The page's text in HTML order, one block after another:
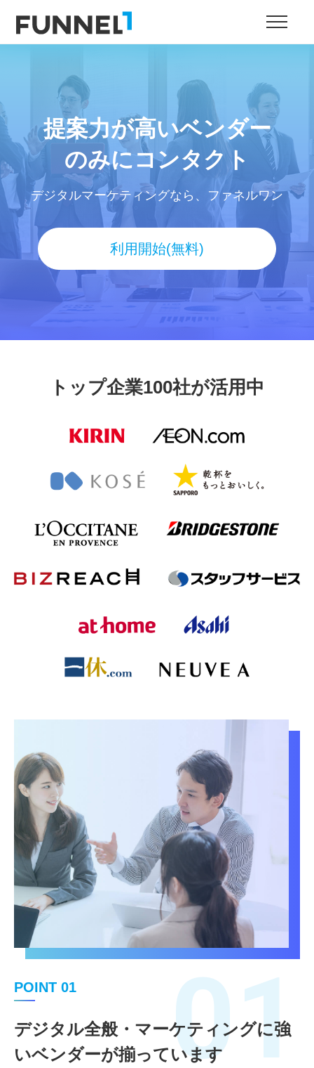
提案力が高いベンダー
のみにコンタクト
デジタルマーケティングなら、ファネルワン
利用開始(無料)
トップ企業100社が活用中
POINT 01
デジタル全般・マーケティングに強
いベンダーが揃っています01